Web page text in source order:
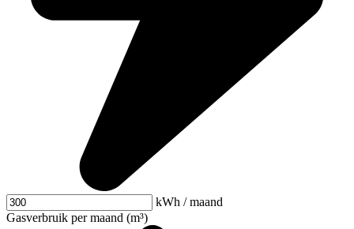
kWh / maand
Gasverbruik per maand (m³)